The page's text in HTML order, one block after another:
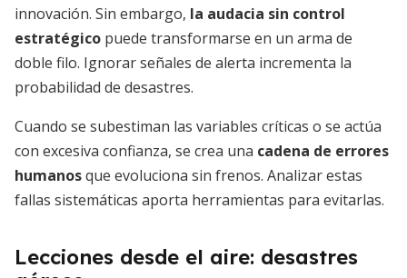
innovación. Sin embargo, la audacia sin control
estratégico puede transformarse en un arma de
doble filo. Ignorar señales de alerta incrementa la
probabilidad de desastres.
Cuando se subestiman las variables críticas o se actúa
con excesiva confianza, se crea una cadena de errores
humanosque evoluciona sin frenos. Analizar estas
fallas sistemáticas aporta herramientas para evitarlas.
Lecciones desde el aire: desastres